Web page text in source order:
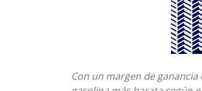
Con un margen de